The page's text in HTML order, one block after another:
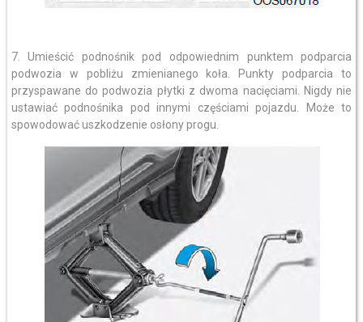
7. Umieścić podnośnik pod odpowiednim punktem podparcia
podwozia w pobliżu zmienianego koła. Punkty podparcia to
przyspawane do podwozia płytki z dwoma nacięciami. Nigdy nie
ustawiać podnośnika pod innymi częściami pojazdu. Może to
spowodować uszkodzenie osłony progu.